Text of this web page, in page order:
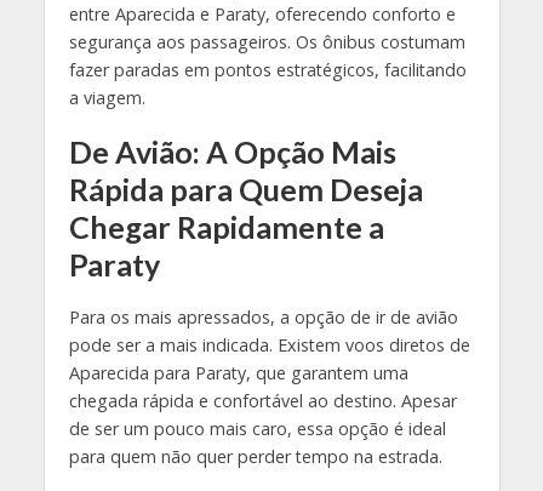
entre Aparecida e Paraty, oferecendo conforto e
segurança aos passageiros. Os ônibus costumam
fazer paradas em pontos estratégicos, facilitando
a viagem.
De Avião: A Opção Mais
Rápida para Quem Deseja
Chegar Rapidamente a
Paraty
Para os mais apressados, a opção de ir de avião
pode ser a mais indicada. Existem voos diretos de
Aparecida para Paraty, que garantem uma
chegada rápida e confortável ao destino. Apesar
de ser um pouco mais caro, essa opção é ideal
para quem não quer perder tempo na estrada.